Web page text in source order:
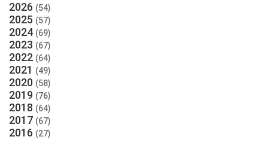
2026 (54)
2025 (57)
2024 (69)
2023 (67)
2022 (64)
2021 (49)
2020 (58)
2019 (76)
2018 (64)
2017 (67)
2016 (27)